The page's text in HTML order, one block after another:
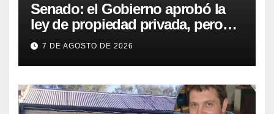
Senado: el Gobierno aprobó la
ley de propiedad privada, pero
tuvo que quitar otro capítulo
7 DE AGOSTO DE 2026